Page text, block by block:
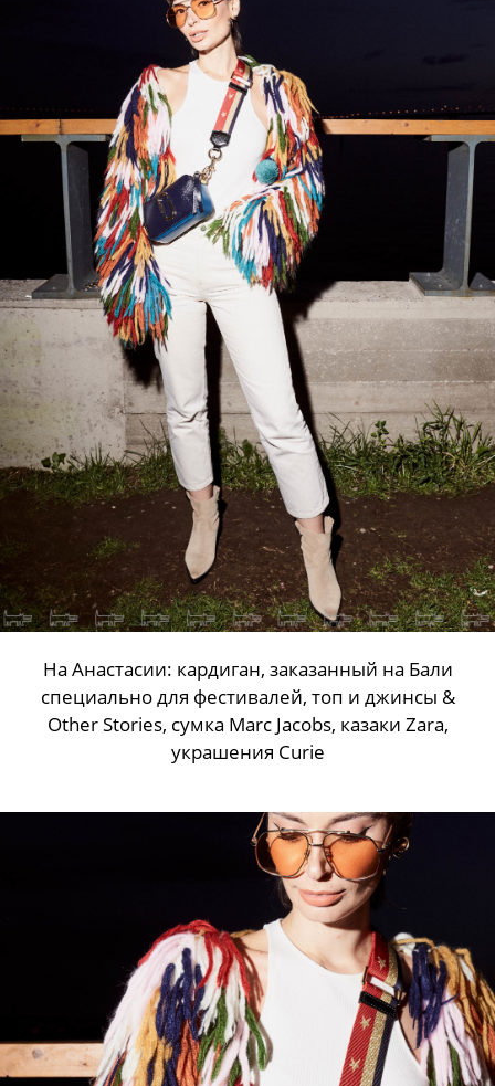
На Анастасии: кардиган, заказанный на Бали
специально для фестивалей, топ и джинсы &
Other Stories, сумка Marc Jacobs, казаки Zara,
украшения Curie